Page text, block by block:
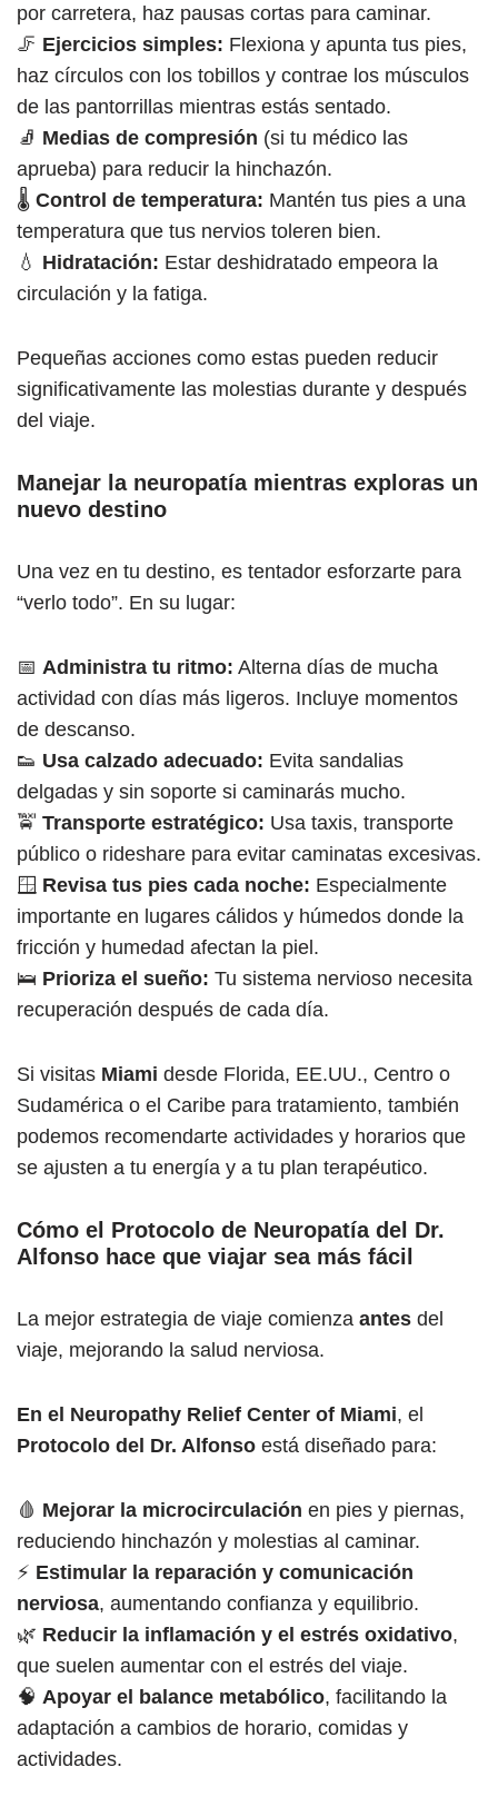
por carretera, haz pausas cortas para caminar.
🦵 Ejercicios simples: Flexiona y apunta tus pies,
haz círculos con los tobillos y contrae los músculos
de las pantorrillas mientras estás sentado.
🧦 Medias de compresión (si tu médico las
aprueba) para reducir la hinchazón.
🌡️ Control de temperatura: Mantén tus pies a una
temperatura que tus nervios toleren bien.
💧 Hidratación: Estar deshidratado empeora la
circulación y la fatiga.
Pequeñas acciones como estas pueden reducir
significativamente las molestias durante y después
del viaje.
Manejar la neuropatía mientras exploras un
nuevo destino
Una vez en tu destino, es tentador esforzarte para
“verlo todo”. En su lugar:
📅 Administra tu ritmo: Alterna días de mucha
actividad con días más ligeros. Incluye momentos
de descanso.
👟 Usa calzado adecuado: Evita sandalias
delgadas y sin soporte si caminarás mucho.
🚖 Transporte estratégico: Usa taxis, transporte
público o rideshare para evitar caminatas excesivas.
🪟 Revisa tus pies cada noche: Especialmente
importante en lugares cálidos y húmedos donde la
fricción y humedad afectan la piel.
🛌 Prioriza el sueño: Tu sistema nervioso necesita
recuperación después de cada día.
Si visitas Miami desde Florida, EE.UU., Centro o
Sudamérica o el Caribe para tratamiento, también
podemos recomendarte actividades y horarios que
se ajusten a tu energía y a tu plan terapéutico.
Cómo el Protocolo de Neuropatía del Dr.
Alfonso hace que viajar sea más fácil
La mejor estrategia de viaje comienza antes del
viaje, mejorando la salud nerviosa.
En el Neuropathy Relief Center of Miami, el
Protocolo del Dr. Alfonso está diseñado para:
🩸 Mejorar la microcirculación en pies y piernas,
reduciendo hinchazón y molestias al caminar.
⚡ Estimular la reparación y comunicación
nerviosa, aumentando confianza y equilibrio.
🌿 Reducir la inflamación y el estrés oxidativo,
que suelen aumentar con el estrés del viaje.
🧠 Apoyar el balance metabólico, facilitando la
adaptación a cambios de horario, comidas y
actividades.